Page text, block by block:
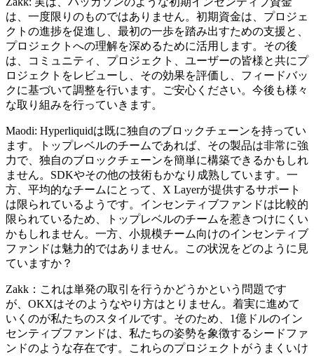
は、一度限りのものではありません。初期資金は、プロジェ
クトの進捗を促進し、最初の一歩を踏み出すための支援と、
プロジェクトへの理解を深めるために活用します。その後
は、コミュニティ、プロジェクト、ユーザーの皆様と共にプ
ロジェクトをレビューし、その効果を評価し、フィードバッ
クに基づいて調整を行います。ご安心ください。今後も様々
な取り組みを行っていきます。
Maodi: Hyperliquidは既に独自のブロックチェーンを持ってい
ます。トップレベルのチームであれば、その製品は非常に強
力で、独自のブロックチェーンを簡単に構築できるかもしれ
ません。SDKやその他の技術もかなり成熟しています。一
方、平均的なチームにとって、X Layerが提供するサポート
は限られているようです。インセンティブファンドは比較的
限られているため、トップレベルのチームを惹きつけにくい
かもしれません。一方、小規模チーム向けのインセンティブ
ファンドは魅力的ではありません。この状況をどのように見
ていますか？
Zakk：これは単発の取引を行うかどうかという問題です
が、OKXはそのようなやり方はとりません。着実に進めて
いくのが私たちのスタイルです。そのため、1億ドルのイン
センティブファンドは、私たちの姿勢を象徴するシードファ
ンドのような存在です。これらのプロジェクトがうまくいけ